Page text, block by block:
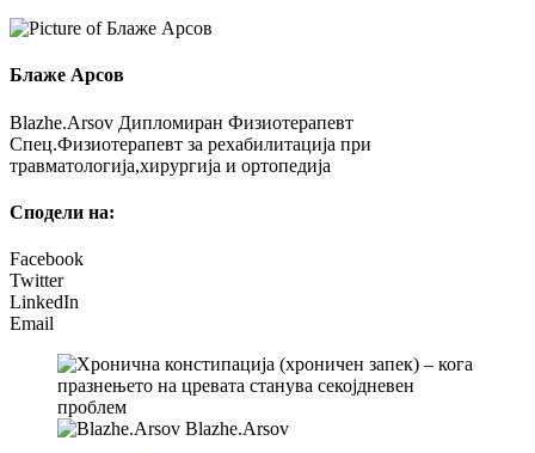
Блаже Арсов
Blazhe.Arsov Дипломиран Физиотерапевт
Спец.Физиотерапевт за рехабилитација при
травматологија,хирургија и ортопедија
Сподели на:
Facebook
Twitter
LinkedIn
Email
Blazhe.Arsov